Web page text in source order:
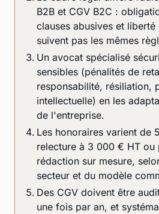
B2B et CGV B2C :
clauses abusives et
suivent pas les mêmes
Un avocat spécialisé
sensibles (pénalités de
responsabilité, résiliation,
intellectuelle) en les
de l'entreprise.
Les honoraires varient de
relecture à 3 000 € HT ou
rédaction sur mesure,
secteur et du modèle
Des CGV doivent être
une fois par an, et